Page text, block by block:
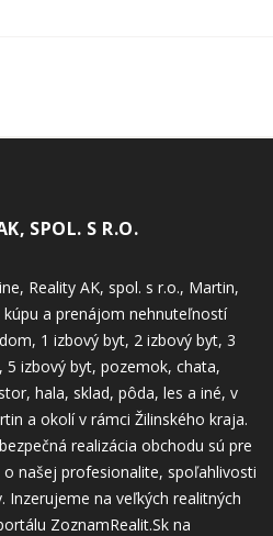
SPOL. S R.O.
Reality AK, spol. s r.o., Martin,
a prenájom nehnuteľností
1 izbový byt, 2 izbový byt, 3
5 izbový byt, pozemok, chata,
hala, sklad, pôda, les a iné, v
a okolí v rámci Žilinského kraja.
realizácia obchodu sú pre
našej profesionalite, spoľahlivosti
Inzerujeme na veľkých realitných
ZoznamRealit.Sk na